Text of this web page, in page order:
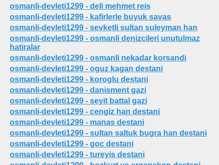
osmanli-devleti1299 - deli mehmet reis
osmanli-devleti1299 - kafirlerle buyuk savas
osmanli-devleti1299 - sevketli sultan suleyman han
osmanli-devleti1299 - osmanli denizcileri unutulmaz
hatiralar
osmanli-devleti1299 - osmanli nekadar korsandi
osmanli-devleti1299 - oguz kagan destani
osmanli-devleti1299 - koroglu destani
osmanli-devleti1299 - danisment gazi
osmanli-devleti1299 - seyit battal gazi
osmanli-devleti1299 - cengiz han destani
osmanli-devleti1299 - manas destani
osmanli-devleti1299 - sultan saltuk bugra han destani
osmanli-devleti1299 - goc destani
osmanli-devleti1299 - tureyis destani